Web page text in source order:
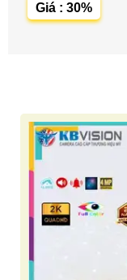
Giá : 30%